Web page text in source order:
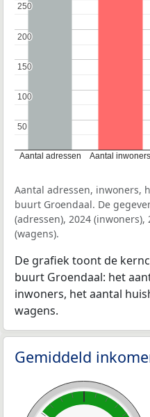
Aantal adressen Aantal inwoners
50
50
100
100
150
150
200
200
250
250
Aantal adressen, inwoners,
buurt Groendaal. De
(adressen), 2024
(wagens).
De grafiek toont de
buurt Groendaal: het
inwoners, het aantal
wagens.
Gemiddeld